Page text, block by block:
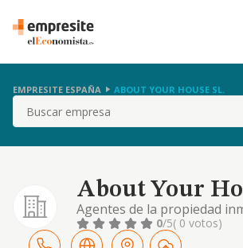
EMPRESITE ESPAÑA ABOUT YOUR HOUSE SL.
Buscar
About Your
Agentes de la propiedad
0/5( 0 votos)